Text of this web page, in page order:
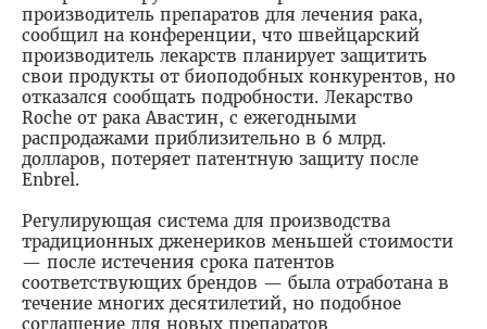
производитель препаратов для лечения рака,
сообщил на конференции, что швейцарский
производитель лекарств планирует защитить
свои продукты от биоподобных конкурентов, но
отказался сообщать подробности. Лекарство
Roche от рака Авастин, с ежегодными
распродажами приблизительно в 6 млрд.
долларов, потеряет патентную защиту после
Enbrel.
Регулирующая система для производства
традиционных дженериков меньшей стоимости
— после истечения срока патентов
соответствующих брендов — была отработана в
течение многих десятилетий, но подобное
соглашение для новых препаратов